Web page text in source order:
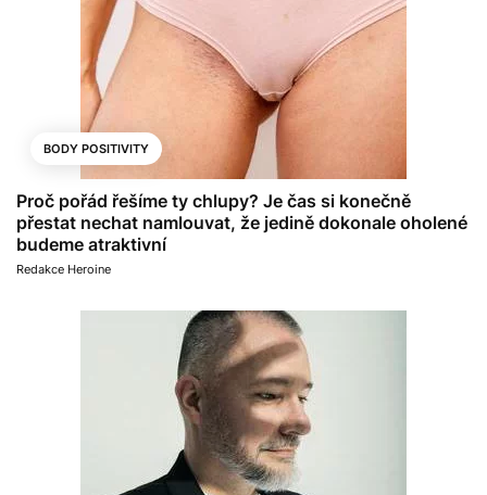
BODY POSITIVITY
Proč pořád řešíme ty chlupy? Je čas si konečně
přestat nechat namlouvat, že jedině dokonale oholené
budeme atraktivní
Redakce Heroine